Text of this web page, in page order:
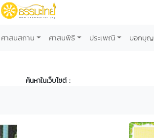
ศาสนสถาน ศาสนพิธี ประเพณี บอกบุญ
ค้นหาในเว็บไซต์ :